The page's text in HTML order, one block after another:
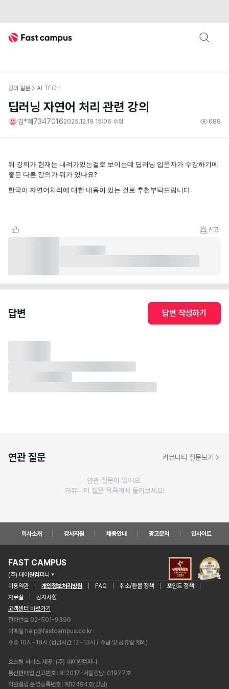
Fast Campus
강의 질문 AI TECH
딥러닝 자연어 처리 관련 강의
김*혜73470162025.12.19 15:06 수정 688
위 강의가 현재는 내려가있는걸로 보이는데 딥러닝 입문자가 수강하기에
좋은 다른 강의가 뭐가 있나요?
한국어 자연어처리에 대한 내용이 있는 걸로 추천부탁드립니다.
신고
답변 답변 작성하기
연관 질문 커뮤니티 질문보기
연관 질문이 없어요.
커뮤니티 질문 목록에서 둘러보세요!
회사소개 강사지원 채용안내 광고문의 인사이트
FAST CAMPUS
(주) 데이원컴퍼니
이용약관
개인정보처리방침 FAQ 취소/환불 정책
포인트 정책
자료실
공지사항
고객센터 바로가기
전화번호 02-501-9396
이메일 help@fastcampus.co.kr
주중 10시~18시 (점심시간 12~13시 / 주말 및 공휴일 제외)
호스팅 서비스 제공 (주) 데이원컴퍼니
통신판매업 신고번호 제 2017-서울강남-01977호
학원설립 운영등록번호 제12484호(강남)